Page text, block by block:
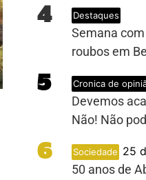
4 Destaques
Semana
roubos em
5 Cronica de
Devemos
Não! Não
6 Sociedade 25
50 anos de